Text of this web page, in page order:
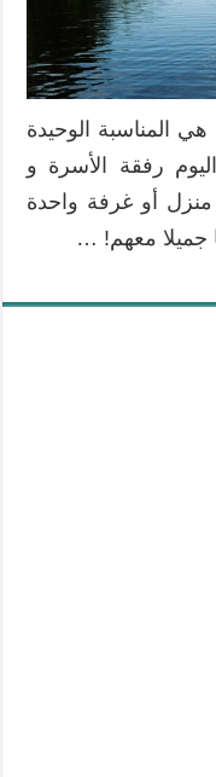
المناسبة الوحيدة
رفقة الأسرة و
منزل أو غرفة واحدة
جميلا معهم! …